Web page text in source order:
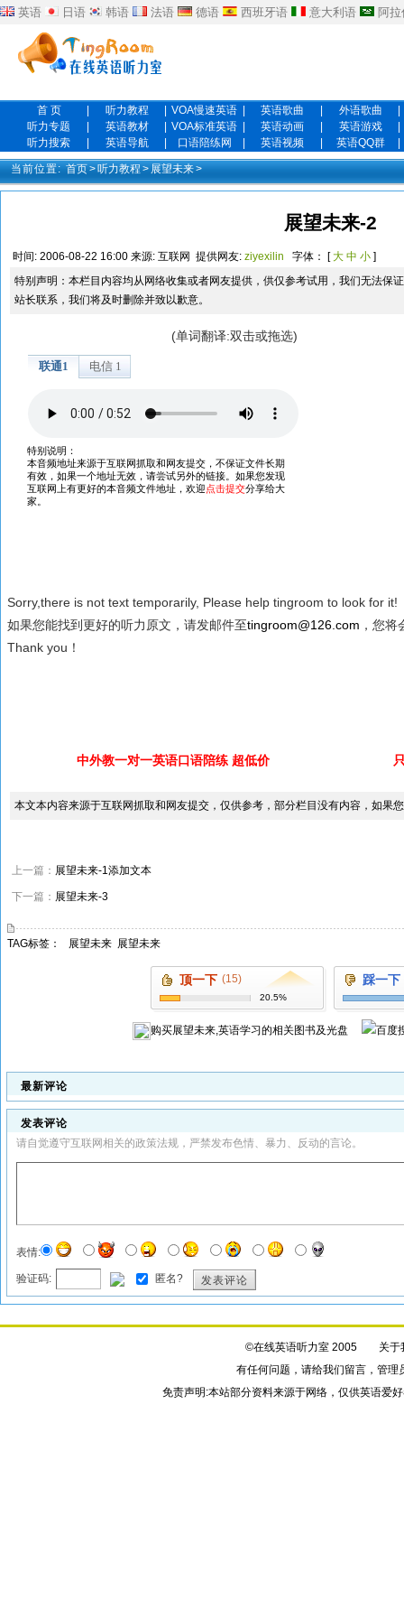
英语 日语 韩语 法语 德语 西班牙语 意大利语 阿
首 页 听力教程 VOA慢速英语 英语歌曲 外语歌曲
听力专题
英语教材 VOA标准英语 英语动画 英语游戏
听力搜索
英语导航 口语陪练网 英语视频 英语QQ群
当前位置: 首页>听力教程 > 展望未来>
展望未来-2
时间: 2006-08-22 16:00 来源: 互联网 提供网友: ziyexilin 字体： [大 中 小 ]
特别声明：本栏目内容均从网络收集或者网友提供，供仅参考试用，我们无法保
站长联系，我们将及时删除并致以歉意。
(单词翻译:双击或拖选)
Sorry,there is not text temporarily, Please help tingroom to look for it!
如果您能找到更好的听力原文，请发邮件至tingroom@126.com ，您
Thank you！
中外教一对一英语口语陪练 超低价
本文本内容来源于互联网抓取和网友提交，仅供参考，部分栏目没有内容，如果
上一篇： 展望未来-1添加文本
下一篇： 展望未来-3
TAG标签： 展望未来 展望未来
顶一下 (15)
20.5%
踩一下
购买展望未来,英语学习 的相关图书及光盘
最新评论
发表评论
请自觉遵守互联网相关的政策法规，严禁发布色情、暴力、反动的言论。
表情:
验证码: 匿名? 发表评论
©在线英语听力室 2005 关于
有任何问题，请给我们留言，管理
免责声明:本站部分资料来源于网络，仅供英语爱